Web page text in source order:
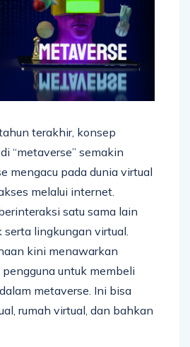
terakhir, konsep
“metaverse” semakin
mengacu pada dunia virtual
melalui internet.
satu sama lain
lingkungan virtual.
kini menawarkan
untuk membeli
metaverse. Ini bisa
rumah virtual, dan bahkan